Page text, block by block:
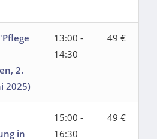
2.
2025)
13:00 -
14:30
49 €
in
15:00 -
16:30
49 €